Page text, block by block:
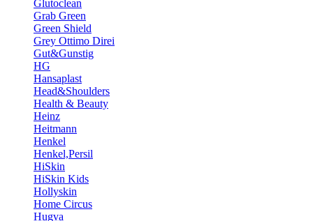
Glutoclean
Grab Green
Green Shield
Grey Ottimo Direi
Gut&Gunstig
HG
Hansaplast
Head&Shoulders
Health & Beauty
Heinz
Heitmann
Henkel
Henkel,Persil
HiSkin
HiSkin Kids
Hollyskin
Home Circus
Hugva